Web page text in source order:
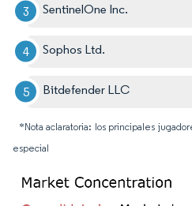
SentinelOne Inc.
Sophos Ltd.
Bitdefender LLC
*Nota aclaratoria: los principales
especial